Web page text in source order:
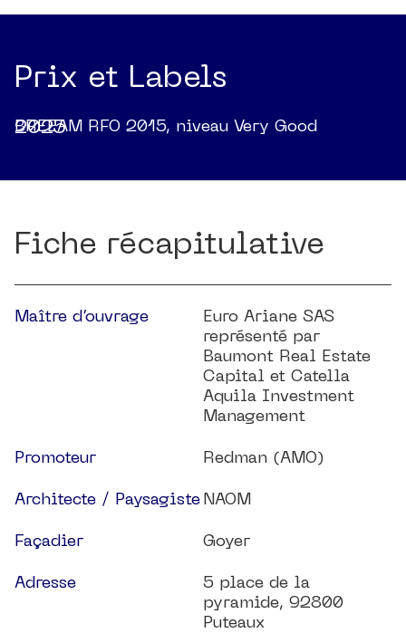
Prix et Labels
2025
BREEAM RFO 2015, niveau Very Good
Fiche récapitulative
Maître d’ouvrage
Euro Ariane SAS
représenté par
Baumont Real Estate
Capital et Catella
Aquila Investment
Management
Promoteur Redman (AMO)
Architecte / PaysagisteNAOM
Façadier Goyer
Adresse
5 place de la
pyramide, 92800
Puteaux